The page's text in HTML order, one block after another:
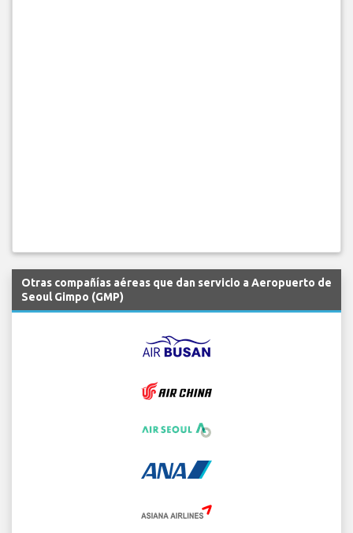
Otras compañías aéreas que dan servicio a Aeropuerto de
Seoul Gimpo (GMP)